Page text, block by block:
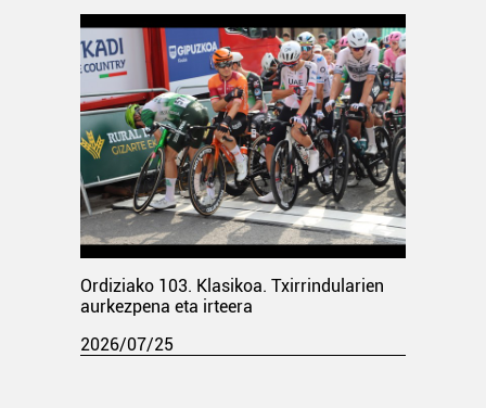
Ordiziako 103. Klasikoa. Txirrindularien
aurkezpena eta irteera
2026/07/25